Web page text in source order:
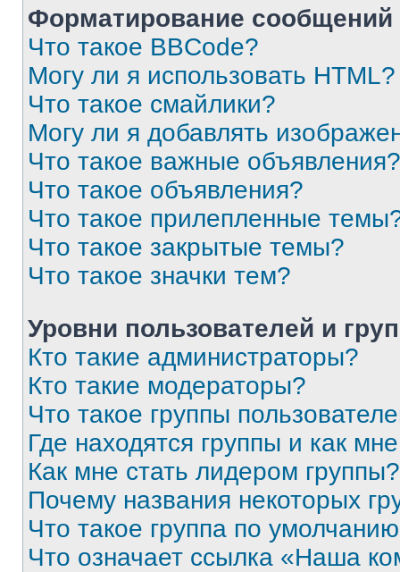
Форматирование
Что такое BBCode?
Могу ли я использовать HTML?
Что такое смайлики?
Могу ли я добавлять
Что такое важные объявления?
Что такое объявления?
Что такое прилепленные
Что такое закрытые темы?
Что такое значки тем?
Уровни пользователей и
Кто такие администраторы?
Кто такие модераторы?
Что такое группы
Где находятся группы и как
Как мне стать лидером группы?
Почему названия некоторых
Что такое группа по
Что означает ссылка «Наша